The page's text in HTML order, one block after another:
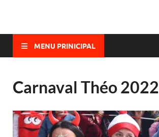
ThéoNet
MENU PRINICIPAL
Carnaval Théo 2022